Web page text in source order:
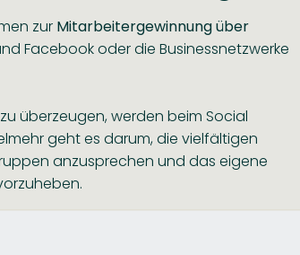
zur Mitarbeitergewinnung über
Facebook oder die Businessnetzwerke
überzeugen, werden beim Social
geht es darum, die vielfältigen
anzusprechen und das eigene